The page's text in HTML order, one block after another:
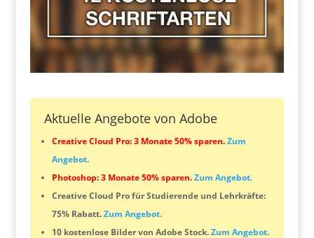
Aktuelle Angebote von Adobe
Creative Cloud Pro: 3 Monate 50% sparen.Zum
Angebot.
Photoshop: 3 Monate 50% sparen.Zum Angebot.
Creative Cloud Pro für Studierende und Lehrkräfte:
75% Rabatt.Zum Angebot.
10 kostenlose Bilder von Adobe Stock.Zum Angebot.